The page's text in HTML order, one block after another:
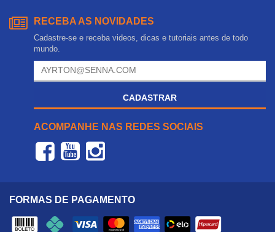
RECEBA AS NOVIDADES
Cadastre-se e receba videos, dicas e tutoriais antes de todo
mundo.
CADASTRAR
ACOMPANHE NAS REDES SOCIAIS
FORMAS DE PAGAMENTO